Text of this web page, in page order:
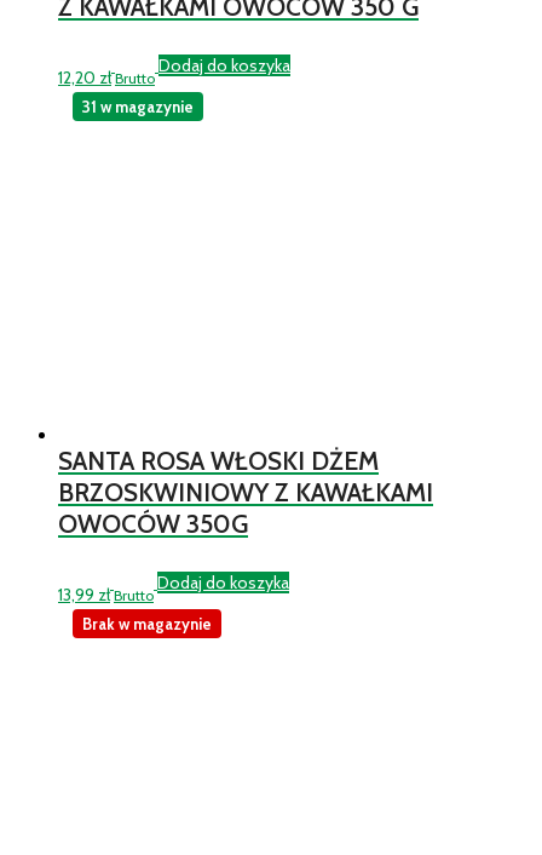
Z KAWAŁKAMI OWOCÓW 350 G
12,20 zł Brutto
Dodaj do koszyka
SANTA ROSA WŁOSKI DŻEM
BRZOSKWINIOWY Z KAWAŁKAMI
OWOCÓW 350G
13,99 zł Brutto
Dodaj do koszyka
31 w magazynie
Brak w magazynie